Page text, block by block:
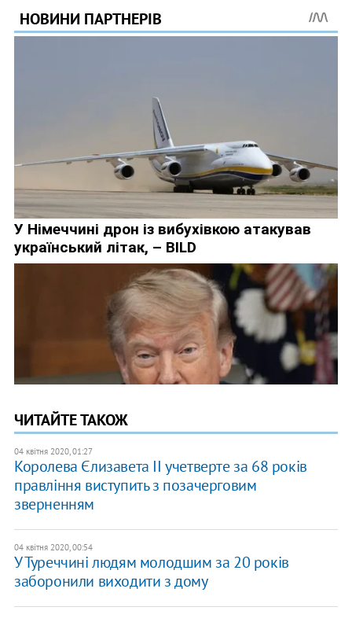
ЧИТАЙТЕ ТАКОЖ
04 квітня 2020, 01:27
Королева Єлизавета II учетверте за 68 років
правління виступить з позачерговим
зверненням
04 квітня 2020, 00:54
У Туреччині людям молодшим за 20 років
заборонили виходити з дому